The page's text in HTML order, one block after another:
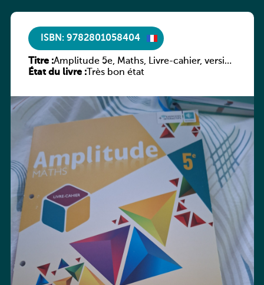
ISBN: 9782801058404
Titre :Amplitude 5e, Maths, Livre-cahier, version
luxembourgeoise
État du livre :Très bon état